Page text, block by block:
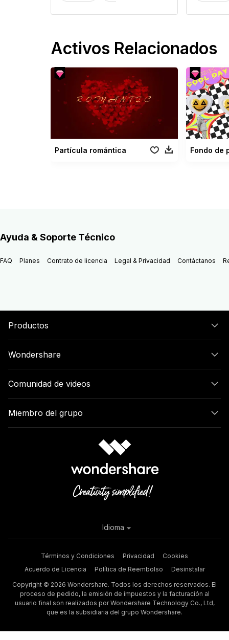
Activos Relacionados
Partícula romántica
Ayuda & Soporte Técnico
FAQ Planes Contrato de licencia Legal & Privacidad Contáctanos
Productos
Wondershare
Comunidad de videos
Miembro del grupo
Términos y Condiciones Privacidad
Cookies
Acuerdo de Licencia
Política de Reembolso
Desinstalar
Copyright © 2026 Wondershare. Todos los derechos reservados. El
proceso de pedido, la emisión de impuestos y la facturación al
usuario final son realizados por Wondershare Technology Co., Ltd,
que es la subsidiaria del grupo Wondershare.
Idioma